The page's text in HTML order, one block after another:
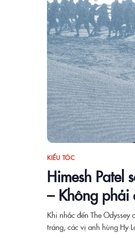
KIỂU TÓC
Himesh Patel
– Không
Khi nhắc đến The
tráng, các vị anh hùng Hy